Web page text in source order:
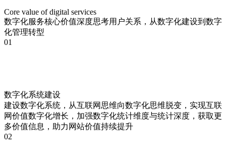
Core value of digital services
数字化服务核心价值深度思考用户关系，从数字化建设到数字
化管理转型
01
数字化系统建设
建设数字化系统，从互联网思维向数字化思维脱变，实现互联
网价值数字化增长，加强数字化统计维度与统计深度，获取更
多价值信息，助力网站价值持续提升
02